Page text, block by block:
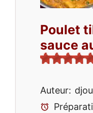
Poulet
sauce
Auteur: